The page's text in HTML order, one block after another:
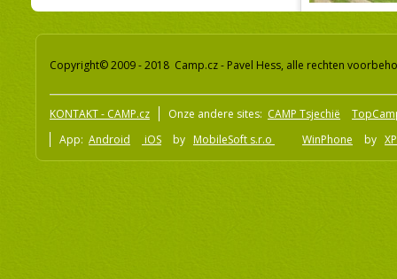
Copyright© 2009 - 2018 Camp.cz - Pavel Hess, alle rechten
KONTAKT - CAMP.cz Onze andere sites: CAMP Tsjechië
App: Android iOS by MobileSoft s.r.o WinPhone by